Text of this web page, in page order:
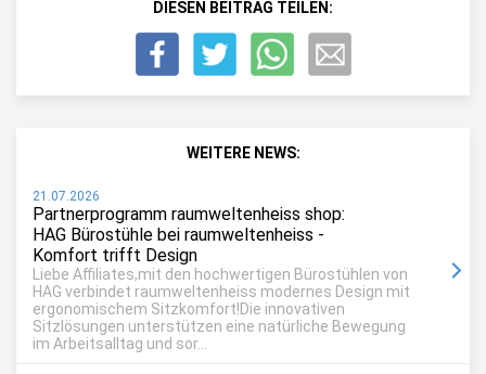
DIESEN BEITRAG TEILEN:
WEITERE NEWS:
21.07.2026
Partnerprogramm raumweltenheiss shop:
HAG Bürostühle bei raumweltenheiss -
Komfort trifft Design
Liebe Affiliates,mit den hochwertigen Bürostühlen von
HAG verbindet raumweltenheiss modernes Design mit
ergonomischem Sitzkomfort!Die innovativen
Sitzlösungen unterstützen eine natürliche Bewegung
im Arbeitsalltag und sor...